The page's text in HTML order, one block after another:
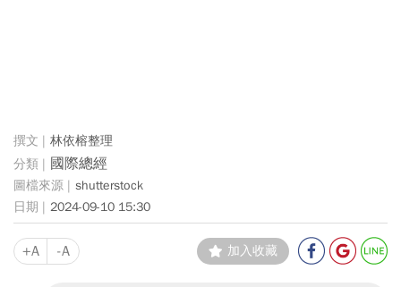
林依榕整理
國際總經
shutterstock
2024-09-10 15:30
+A -A 加入收藏